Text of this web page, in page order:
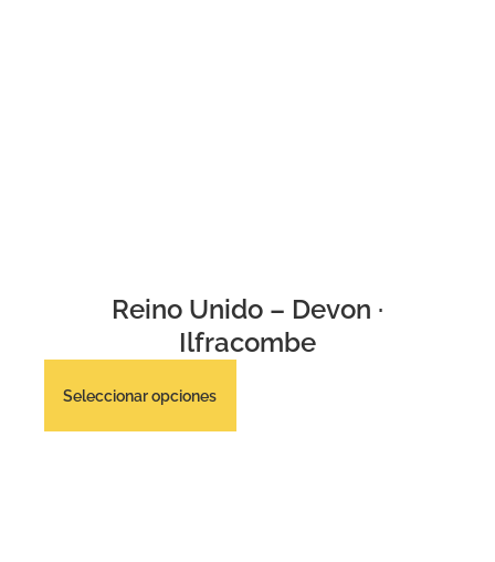
Reino Unido – Devon ·
Ilfracombe
Seleccionar opciones